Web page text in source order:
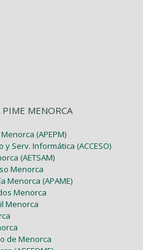
PIME MENORCA
(APEPM)
y Serv. Informática (ACCESO)
(AETSAM)
Menorca
Menorca (APAME)
Menorca
Menorca
de Menorca